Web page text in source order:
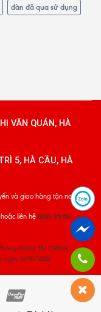
đàn đã qua sử dụng
VĂN QUÁN, HÀ
5, HÀ CẦU, HÀ
và giao hàng tận nơi
hoặc liên hệ 0939 911 116
Phòng TÀI CHÍNH -
ngày 13/10/2022